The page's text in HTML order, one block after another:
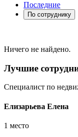
Последние
По сотруднику
Ничего не найдено.
Лучшие
Специалист по
Елизарьева Елена
1 место